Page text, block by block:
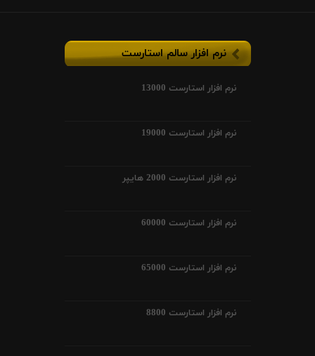
نرم افزار سالم استارست
نرم افزار استارست 13000
نرم افزار استارست 19000
نرم افزار استارست 2000 هایپر
نرم افزار استارست 60000
نرم افزار استارست 65000
نرم افزار استارست 8800